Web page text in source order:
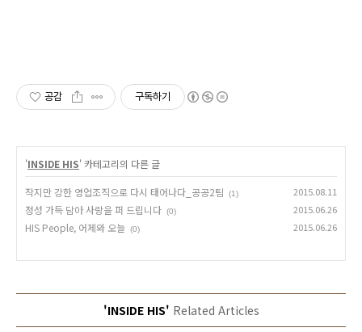
공감 구독하기
'INSIDE HIS' 카테고리의 다른 글
작지만 강한 영업조직으로 다시 태어나다_공공2팀 (1) 2015.08.11
정성 가득 담아 사랑을 퍼 드립니다 (0) 2015.06.26
HIS People, 어제와 오늘 (0) 2015.06.26
'INSIDE HIS' Related Articles